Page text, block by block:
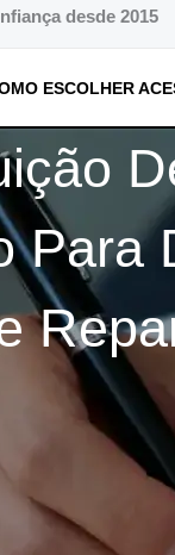
desde 2015
ESCOLHER
Para